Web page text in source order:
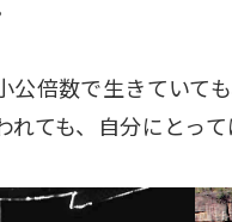
倍数で生きていて
ても、自分にとっ